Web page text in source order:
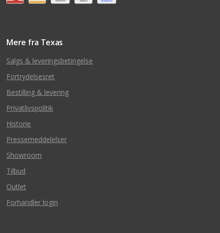
Mere fra Texas
Salgs & leveringsbetingelse
Fortrydelsesret
Bestilling & levering
Privatlivspolitik
Historie
Pressemeddelelser
Showroom
Tilbud
Outlet
Forhandler login